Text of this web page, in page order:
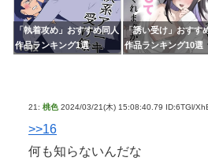
「執着攻め」おすすめ同人
作品ランキング1選
「誘い受け」おすす
作品ランキング10選
21: 桃色 2024/03/21(木) 15:08:40.79 ID:6TGl/
>>16
何も知らないんだな